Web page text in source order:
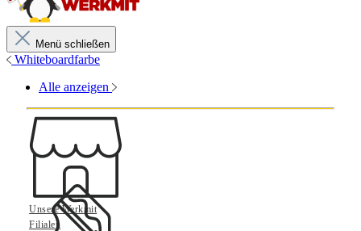
Menü schließen
Whiteboardfarbe
Alle anzeigen
Unsere Werkmit
Filialen